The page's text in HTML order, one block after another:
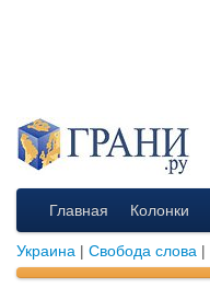
Главная Колонки
Украина | Свобода слова |